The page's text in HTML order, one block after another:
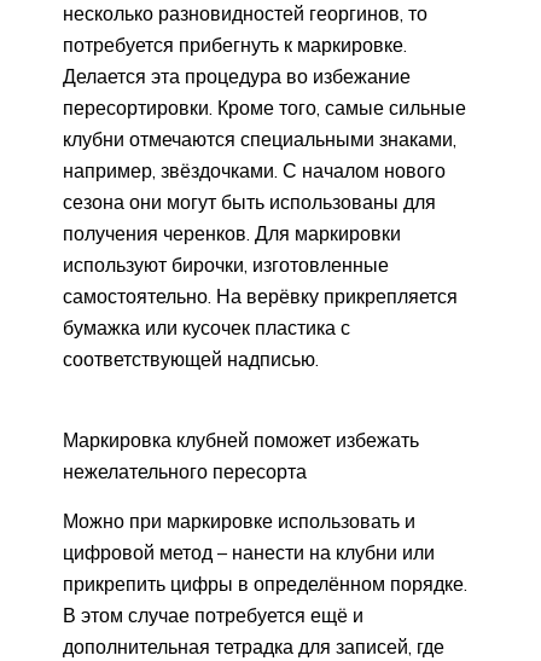
несколько разновидностей георгинов, то
потребуется прибегнуть к маркировке.
Делается эта процедура во избежание
пересортировки. Кроме того, самые сильные
клубни отмечаются специальными знаками,
например, звёздочками. С началом нового
сезона они могут быть использованы для
получения черенков. Для маркировки
используют бирочки, изготовленные
самостоятельно. На верёвку прикрепляется
бумажка или кусочек пластика с
соответствующей надписью.
Маркировка клубней поможет избежать
нежелательного пересорта
Можно при маркировке использовать и
цифровой метод – нанести на клубни или
прикрепить цифры в определённом порядке.
В этом случае потребуется ещё и
дополнительная тетрадка для записей, где